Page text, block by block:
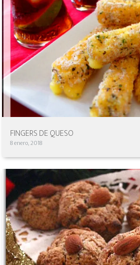
FINGERS DE QUESO
8 enero, 2018